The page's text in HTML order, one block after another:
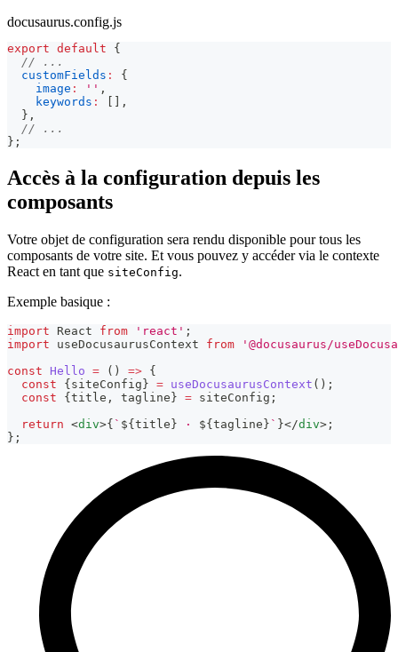
docusaurus.config.js
export default
{
// ...
customFields :
{
image : '' ,
keywords :
,
} ,
// ...
} ;
Accès à la configuration depuis les
composants
Votre objet de configuration sera rendu disponible pour tous les
composants de votre site. Et vous pouvez y accéder via le contexte
React en tant que siteConfig.
Exemple basique :
import React from 'react' ;
import
useDocusaurusContext from
'@docusaurus/
const
Hello = ( ) => {
const
{siteConfig} = useDocusaurusContext ( ) ;
const
{title , tagline} = siteConfig ;
return <div>{ ` ${title} · ${tagline} ` }</div> ;
} ;